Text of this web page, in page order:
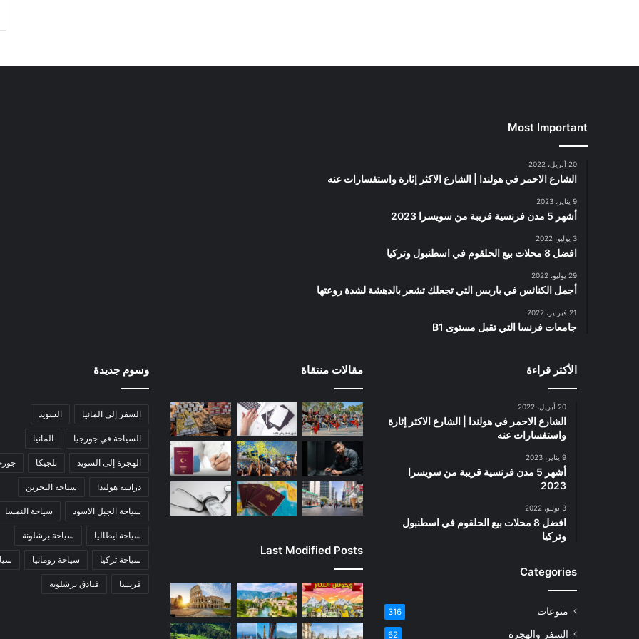
Most Important
20 أبريل، 2022
الشارع الاحمر في هولندا | الشارع الاكثر إثارة واستفسارات عنه
9 يناير، 2023
أشهر 5 مدن فرنسية قريبة من سويسرا 2023
3 يوليو، 2022
افضل 8 محلات بيع الحلقوم في اسطنبول وتركيا
29 يوليو، 2022
أجمل الكنائس في باريس التي تجعلك تشعر بالدهشة لشدة روعتها
21 فبراير، 2022
جامعات فرنسا التي تقبل مستوى B1
الأكثر قراءة
20 أبريل، 2022
الشارع الاحمر في هولندا | الشارع الاكثر إثارة
واستفسارات عنه
9 يناير، 2023
أشهر 5 مدن فرنسية قريبة من سويسرا
2023
3 يوليو، 2022
افضل 8 محلات بيع الحلقوم في اسطنبول
وتركيا
Categories
منوعات 316
السفر والهجرة 62
مقالات منتقاة
Last Modified Posts
وسوم جديدة
السفر إلى المانيا السويد
السياحة في جورجيا المانيا
الهجرة إلى السويد بلجيكا
دراسة هولندا سياحة البحرين
سياحة الجبل الاسود سياحة النمسا
سياحة ايطاليا سياحة برشلونة
سياحة تركيا سياحة رومانيا
فرنسا فنادق برشلونة